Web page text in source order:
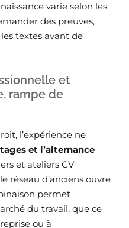
varie selon les
des preuves,
textes avant de
et
rampe de
l’expérience ne
et l’alternance
et ateliers CV
réseau d’anciens ouvre
permet
du travail, que ce
ou à